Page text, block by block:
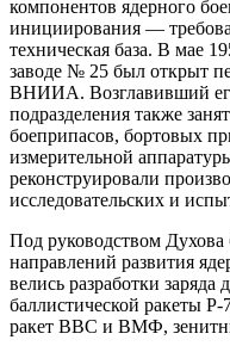
компонентов ядерного
инициирования —
техническая база. В мае
заводе № 25 был открыт
ВНИИА. Возглавивший
подразделения также
боеприпасов, бортовых
измерительной
реконструировали
исследовательских и
Под руководством
направлений развития
велись разработки
баллистической ракеты
ракет ВВС и ВМФ,